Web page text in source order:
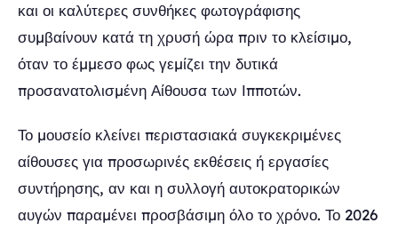
και οι καλύτερες συνθήκες φωτογράφισης
συμβαίνουν κατά τη χρυσή ώρα πριν το κλείσιμο,
όταν το έμμεσο φως γεμίζει την δυτικά
προσανατολισμένη Αίθουσα των Ιπποτών.
Το μουσείο κλείνει περιστασιακά συγκεκριμένες
αίθουσες για προσωρινές εκθέσεις ή εργασίες
συντήρησης, αν και η συλλογή αυτοκρατορικών
αυγών παραμένει προσβάσιμη όλο το χρόνο. Το 2026